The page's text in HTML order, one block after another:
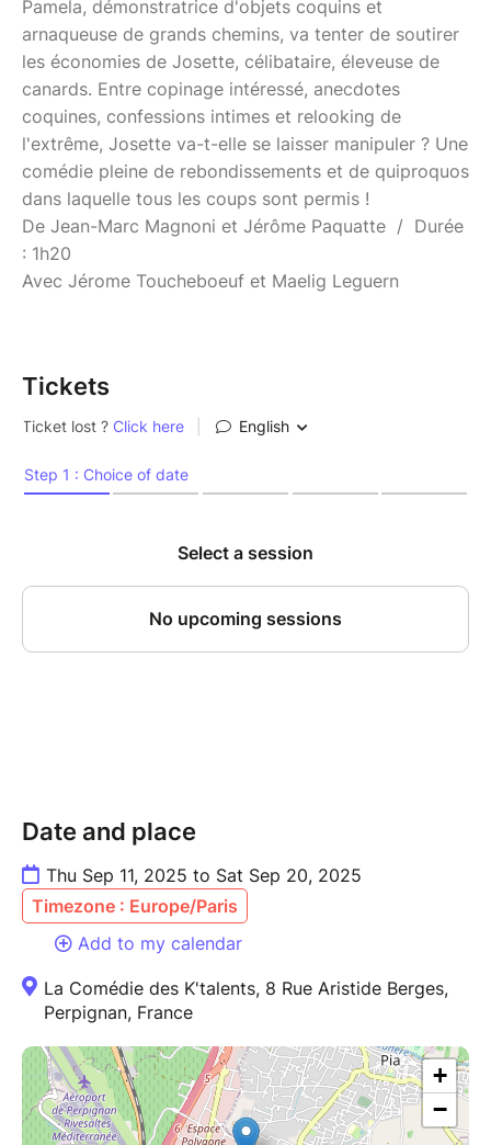
Pamela, démonstratrice d'objets coquins et
arnaqueuse de grands chemins, va tenter de soutirer
les économies de Josette, célibataire, éleveuse de
canards. Entre copinage intéressé, anecdotes
coquines, confessions intimes et relooking de
l'extrême, Josette va-t-elle se laisser manipuler ? Une
comédie pleine de rebondissements et de quiproquos
dans laquelle tous les coups sont permis !
De Jean-Marc Magnoni et Jérôme Paquatte / Durée
: 1h20
Avec Jérome Toucheboeuf et Maelig Leguern
Tickets
Date and place
Thu Sep 11, 2025 to Sat Sep 20, 2025
Timezone : Europe/Paris
Add to my calendar
La Comédie des K'talents, 8 Rue Aristide Berges,
Perpignan, France
+
−